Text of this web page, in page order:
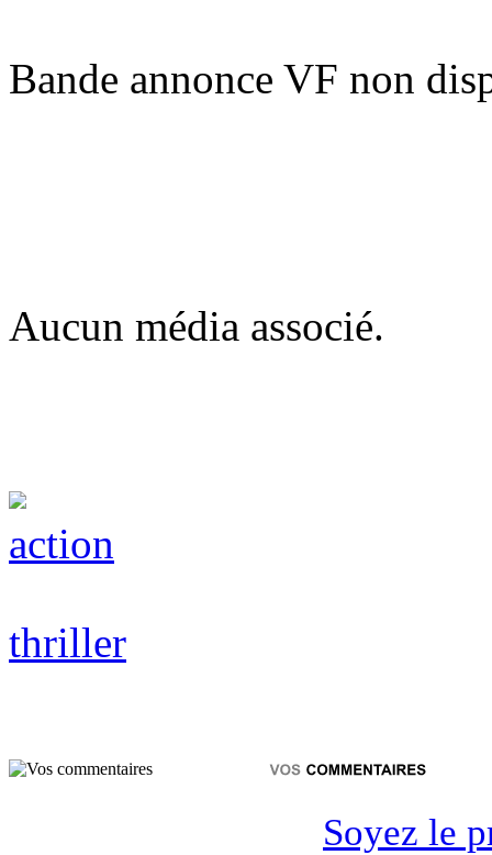
Bande annonce VF non
Aucun média associé.
action
thriller
Soyez le